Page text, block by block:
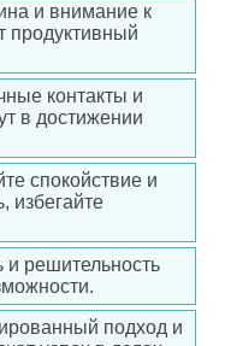
и внимание к
продуктивный
контакты и
в достижении
спокойствие и
избегайте
решительность
подход и